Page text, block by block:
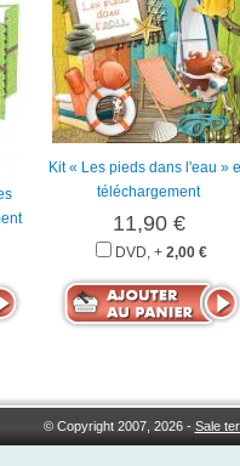
Kit « Les pieds dans l'eau »
téléchargement
11,90 €
DVD, + 2,00 €
© Copyright 2007, 2026 - Sale